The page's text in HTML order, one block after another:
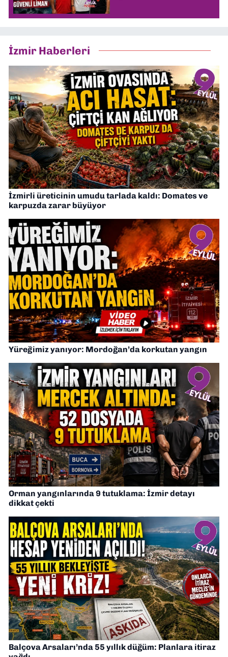
İzmir Haberleri
İzmirli üreticinin umudu tarlada kaldı: Domates ve
karpuzda zarar büyüyor
Yüreğimiz yanıyor: Mordoğan’da korkutan yangın
Orman yangınlarında 9 tutuklama: İzmir detayı
dikkat çekti
Balçova Arsaları’nda 55 yıllık düğüm: Planlara itiraz